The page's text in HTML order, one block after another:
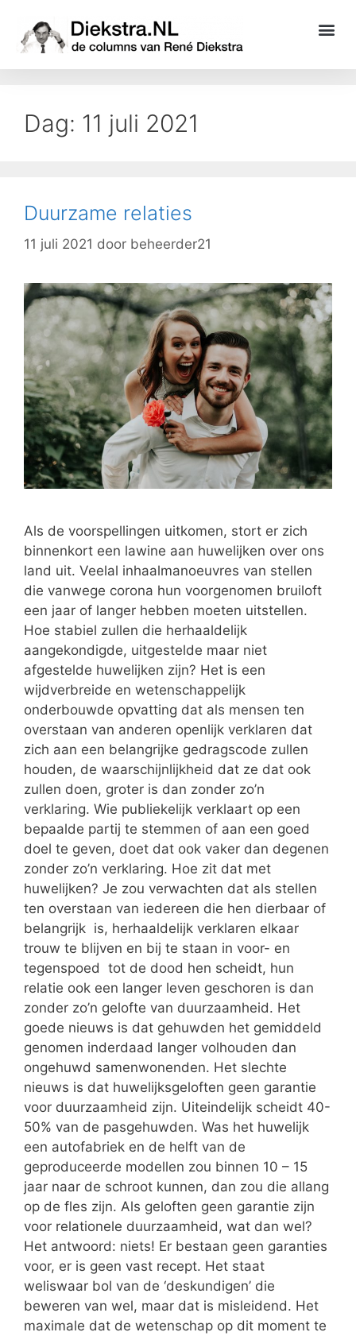
Dag: 11 juli 2021
Duurzame relaties
11 juli 2021 door beheerder21
Als de voorspellingen uitkomen, stort er zich
binnenkort een lawine aan huwelijken over ons
land uit. Veelal inhaalmanoeuvres van stellen
die vanwege corona hun voorgenomen bruiloft
een jaar of langer hebben moeten uitstellen.
Hoe stabiel zullen die herhaaldelijk
aangekondigde, uitgestelde maar niet
afgestelde huwelijken zijn? Het is een
wijdverbreide en wetenschappelijk
onderbouwde opvatting dat als mensen ten
overstaan van anderen openlijk verklaren dat
zich aan een belangrijke gedragscode zullen
houden, de waarschijnlijkheid dat ze dat ook
zullen doen, groter is dan zonder zo’n
verklaring. Wie publiekelijk verklaart op een
bepaalde partij te stemmen of aan een goed
doel te geven, doet dat ook vaker dan degenen
zonder zo’n verklaring. Hoe zit dat met
huwelijken? Je zou verwachten dat als stellen
ten overstaan van iedereen die hen dierbaar of
belangrijk is, herhaaldelijk verklaren elkaar
trouw te blijven en bij te staan in voor- en
tegenspoed tot de dood hen scheidt, hun
relatie ook een langer leven geschoren is dan
zonder zo’n gelofte van duurzaamheid. Het
goede nieuws is dat gehuwden het gemiddeld
genomen inderdaad langer volhouden dan
ongehuwd samenwonenden. Het slechte
nieuws is dat huwelijksgeloften geen garantie
voor duurzaamheid zijn. Uiteindelijk scheidt 40-
50% van de pasgehuwden. Was het huwelijk
een autofabriek en de helft van de
geproduceerde modellen zou binnen 10 – 15
jaar naar de schroot kunnen, dan zou die allang
op de fles zijn. Als geloften geen garantie zijn
voor relationele duurzaamheid, wat dan wel?
Het antwoord: niets! Er bestaan geen garanties
voor, er is geen vast recept. Het staat
weliswaar bol van de ‘deskundigen’ die
beweren van wel, maar dat is misleidend. Het
maximale dat de wetenschap op dit moment te